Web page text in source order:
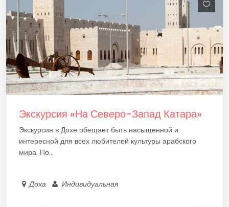
Экскурсия «‎На Северо-Запад Катара»
Экскурсия в Дохе обещает быть насыщенной и
интересной для всех любителей культуры арабского
мира. По...
Доха Индивидуальная